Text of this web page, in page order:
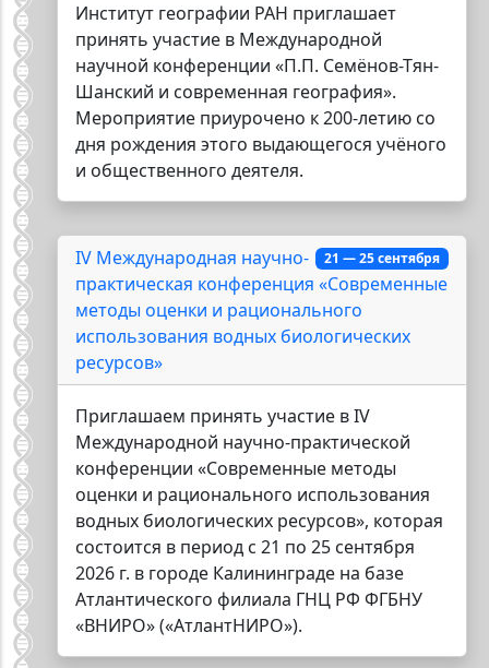
Институт географии РАН приглашает
принять участие в Международной
научной конференции «П.П. Семёнов-Тян-
Шанский и современная география».
Мероприятие приурочено к 200-летию со
дня рождения этого выдающегося учёного
и общественного деятеля.
21 — 25 сентября
IV Международная научно-
практическая конференция «Современные
методы оценки и рационального
использования водных биологических
ресурсов»
Приглашаем принять участие в IV
Международной научно-практической
конференции «Современные методы
оценки и рационального использования
водных биологических ресурсов», которая
состоится в период с 21 по 25 сентября
2026 г. в городе Калининграде на базе
Атлантического филиала ГНЦ РФ ФГБНУ
«ВНИРО» («АтлантНИРО»).